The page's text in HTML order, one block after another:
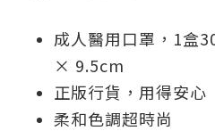
成人醫用口罩，1盒
× 9.5cm
正版行貨，用得安心
柔和色調超時尚